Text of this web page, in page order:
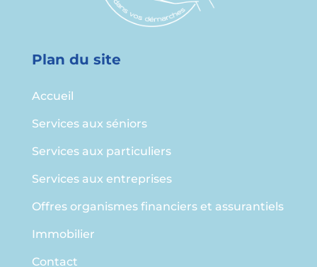
Plan du site
Accueil
Services aux séniors
Services aux particuliers
Services aux entreprises
Offres organismes financiers et assurantiels
Immobilier
Contact